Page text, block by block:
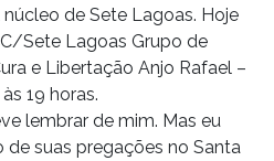
núcleo de Sete Lagoas. Hoje
Sete Lagoas Grupo de
e Libertação Anjo Rafael –
19 horas.
lembrar de mim. Mas eu
de suas pregações no Santa